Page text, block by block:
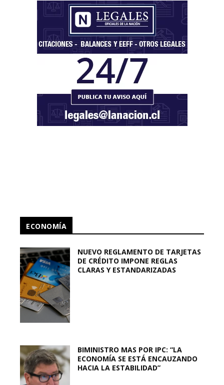
ECONOMÍA
NUEVO REGLAMENTO DE TARJETAS
DE CRÉDITO IMPONE REGLAS
CLARAS Y ESTANDARIZADAS
BIMINISTRO MAS POR IPC: “LA
ECONOMÍA SE ESTÁ ENCAUZANDO
HACIA LA ESTABILIDAD”